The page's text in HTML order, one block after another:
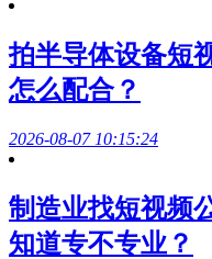
拍半导体设备短
怎么配合？
2026-08-07 10:15:24
制造业找短视频
知道专不专业？